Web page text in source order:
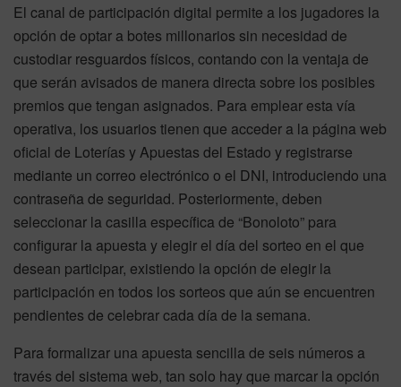
El canal de participación digital permite a los jugadores la
opción de optar a botes millonarios sin necesidad de
custodiar resguardos físicos, contando con la ventaja de
que serán avisados de manera directa sobre los posibles
premios que tengan asignados. Para emplear esta vía
operativa, los usuarios tienen que acceder a la página web
oficial de Loterías y Apuestas del Estado y registrarse
mediante un correo electrónico o el DNI, introduciendo una
contraseña de seguridad. Posteriormente, deben
seleccionar la casilla específica de “Bonoloto” para
configurar la apuesta y elegir el día del sorteo en el que
desean participar, existiendo la opción de elegir la
participación en todos los sorteos que aún se encuentren
pendientes de celebrar cada día de la semana.
Para formalizar una apuesta sencilla de seis números a
través del sistema web, tan solo hay que marcar la opción